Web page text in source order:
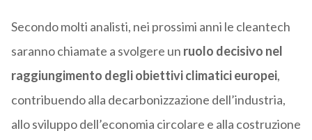
Secondo molti analisti, nei prossimi anni le cleantech
saranno chiamate a svolgere un ruolo decisivo nel
raggiungimento degli obiettivi climatici europei,
contribuendo alla decarbonizzazione dell’industria,
allo sviluppo dell’economia circolare e alla costruzione